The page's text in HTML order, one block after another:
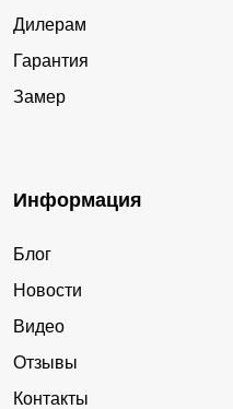
Дилерам
Гарантия
Замер
Информация
Блог
Новости
Видео
Отзывы
Контакты